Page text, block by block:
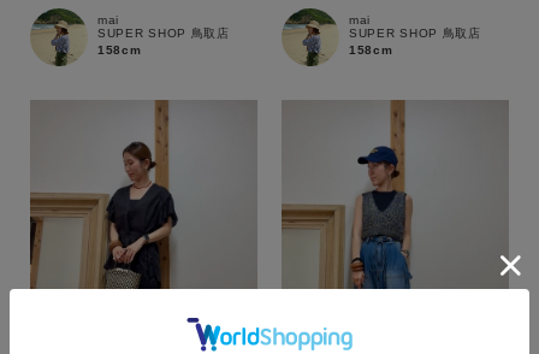
mai
SUPER SHOP 鳥取店
158cm
mai
SUPER SHOP 鳥取店
158cm